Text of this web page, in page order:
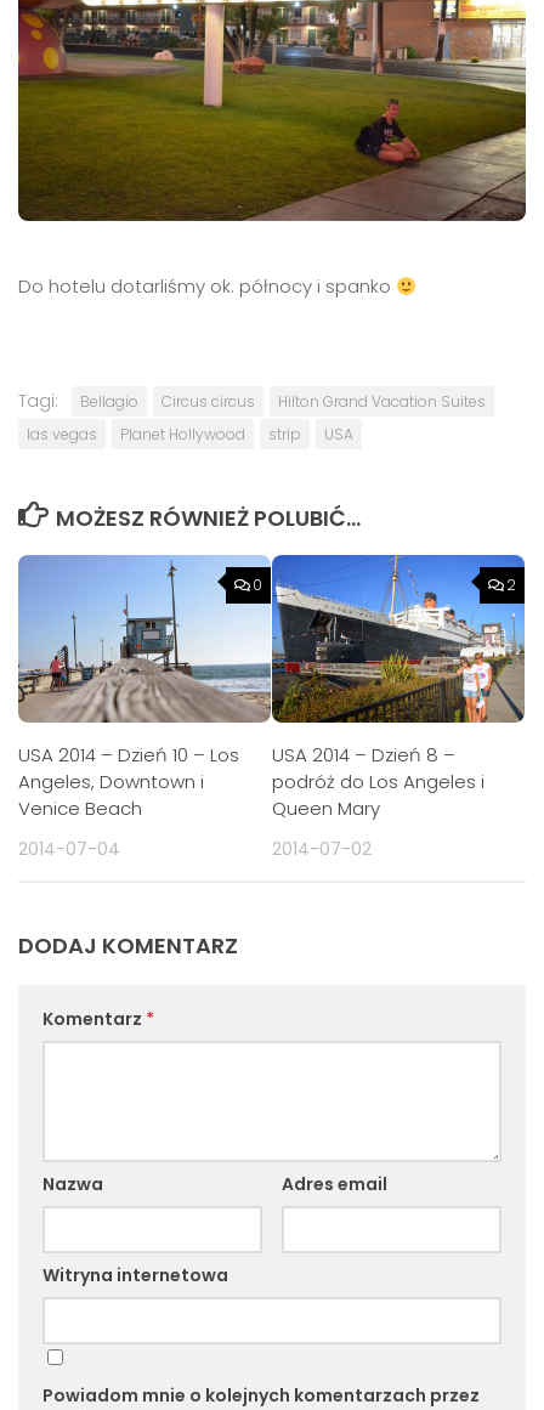
Do hotelu dotarliśmy ok. północy i spanko
Tagi: Bellagio Circus circus
Hilton Grand Vacation Suites
las vegas
Planet Hollywood strip USA
MOŻESZ RÓWNIEŻ POLUBIĆ…
0
USA 2014 – Dzień 10 – Los
Angeles, Downtown i
Venice Beach
2014-07-04
2
USA 2014 – Dzień 8 –
podróż do Los Angeles i
Queen Mary
2014-07-02
DODAJ KOMENTARZ
Komentarz *
Nazwa Adres email
Witryna internetowa
Powiadom mnie o kolejnych komentarzach przez